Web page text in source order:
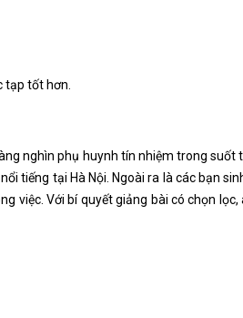
tạp tốt hơn.
nghìn phụ huynh tín nhiệm trong suốt
tiếng tại Hà Nội. Ngoài ra là các bạn
việc. Với bí quyết giảng bài có chọn